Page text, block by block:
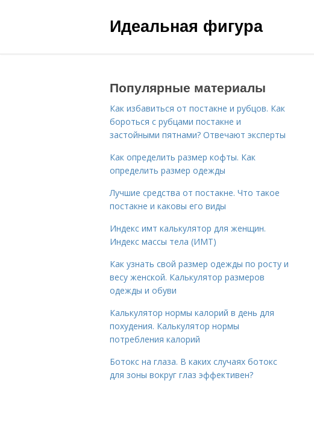
Идеальная фигура
Популярные материалы
Как избавиться от постакне и рубцов. Как
бороться с рубцами постакне и
застойными пятнами? Отвечают эксперты
Как определить размер кофты. Как
определить размер одежды
Лучшие средства от постакне. Что такое
постакне и каковы его виды
Индекс имт калькулятор для женщин.
Индекс массы тела (ИМТ)
Как узнать свой размер одежды по росту и
весу женской. Калькулятор размеров
одежды и обуви
Калькулятор нормы калорий в день для
похудения. Калькулятор нормы
потребления калорий
Ботокс на глаза. В каких случаях ботокс
для зоны вокруг глаз эффективен?